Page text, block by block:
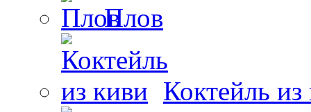
Плов
Коктейль из